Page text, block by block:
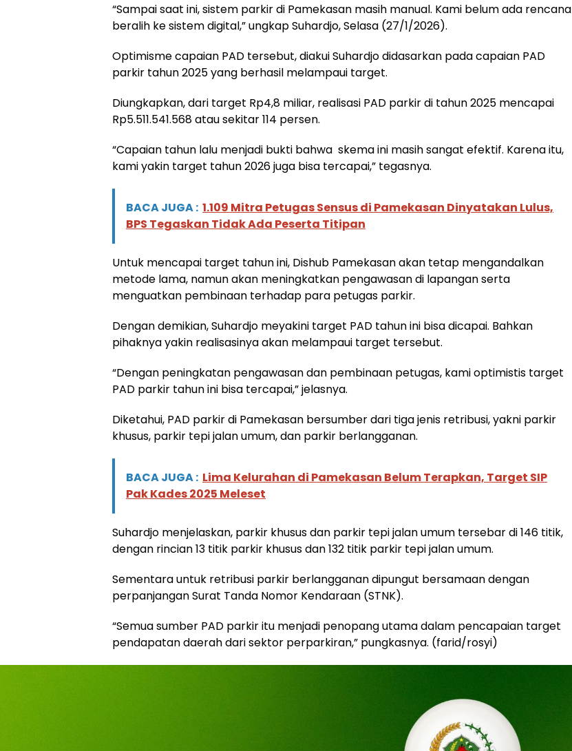
“Sampai saat ini, sistem parkir di Pamekasan masih manual. Kami belum ada rencana
beralih ke sistem digital,” ungkap Suhardjo, Selasa (27/1/2026).
Optimisme capaian PAD tersebut, diakui Suhardjo didasarkan pada capaian PAD
parkir tahun 2025 yang berhasil melampaui target.
Diungkapkan, dari target Rp4,8 miliar, realisasi PAD parkir di tahun 2025 mencapai
Rp5.511.541.568 atau sekitar 114 persen.
“Capaian tahun lalu menjadi bukti bahwa skema ini masih sangat efektif. Karena itu,
kami yakin target tahun 2026 juga bisa tercapai,” tegasnya.
BACA JUGA : 1.109 Mitra Petugas Sensus di Pamekasan Dinyatakan Lulus,
BPS Tegaskan Tidak Ada Peserta Titipan
Untuk mencapai target tahun ini, Dishub Pamekasan akan tetap mengandalkan
metode lama, namun akan meningkatkan pengawasan di lapangan serta
menguatkan pembinaan terhadap para petugas parkir.
Dengan demikian, Suhardjo meyakini target PAD tahun ini bisa dicapai. Bahkan
pihaknya yakin realisasinya akan melampaui target tersebut.
“Dengan peningkatan pengawasan dan pembinaan petugas, kami optimistis target
PAD parkir tahun ini bisa tercapai,” jelasnya.
Diketahui, PAD parkir di Pamekasan bersumber dari tiga jenis retribusi, yakni parkir
khusus, parkir tepi jalan umum, dan parkir berlangganan.
BACA JUGA : Lima Kelurahan di Pamekasan Belum Terapkan, Target SIP
Pak Kades 2025 Meleset
Suhardjo menjelaskan, parkir khusus dan parkir tepi jalan umum tersebar di 146 titik,
dengan rincian 13 titik parkir khusus dan 132 titik parkir tepi jalan umum.
Sementara untuk retribusi parkir berlangganan dipungut bersamaan dengan
perpanjangan Surat Tanda Nomor Kendaraan (STNK).
“Semua sumber PAD parkir itu menjadi penopang utama dalam pencapaian target
pendapatan daerah dari sektor perparkiran,” pungkasnya. (farid/rosyi)